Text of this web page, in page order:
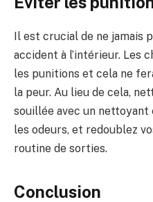
Il est crucial de ne jamais
accident à l’intérieur. Les
les punitions et cela ne
la peur. Au lieu de cela,
souillée avec un
les odeurs, et redoublez
routine de sorties.
Conclusion